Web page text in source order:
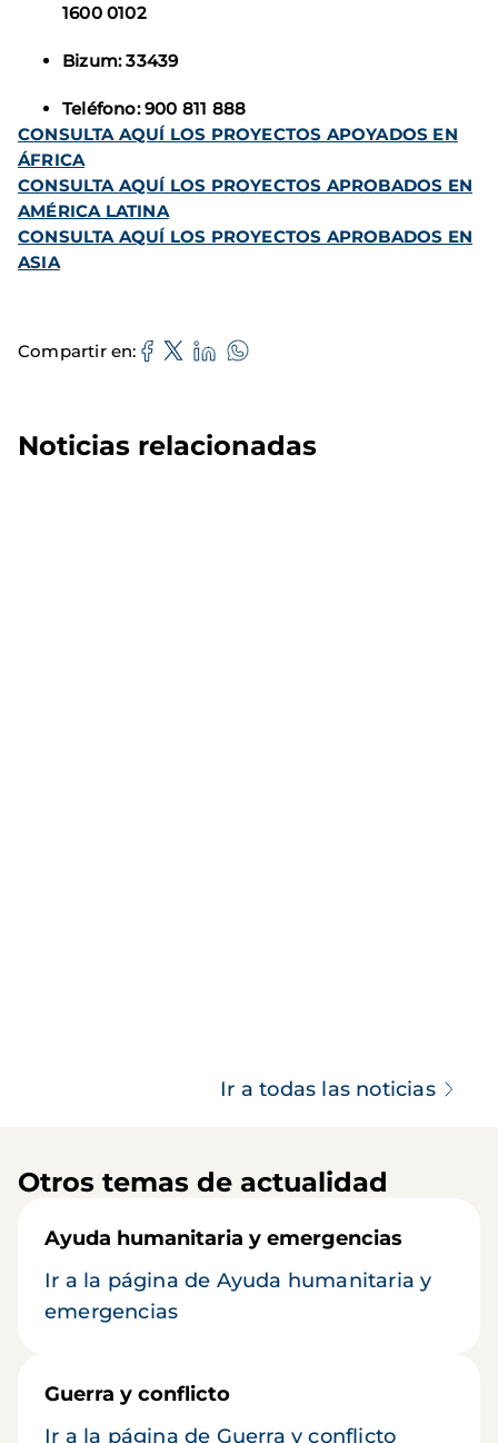
1600 0102
Bizum: 33439
Teléfono: 900 811 888
CONSULTA AQUÍ LOS PROYECTOS APOYADOS EN
ÁFRICA
CONSULTA AQUÍ LOS PROYECTOS APROBADOS EN
AMÉRICA LATINA
CONSULTA AQUÍ LOS PROYECTOS APROBADOS EN
ASIA
Compartir en
Noticias relacionadas
Ir a todas las noticias
Otros temas de actualidad
Ayuda humanitaria y emergencias
Ir a la página de Ayuda humanitaria y
emergencias
Guerra y conflicto
Ir a la página de Guerra y conflicto